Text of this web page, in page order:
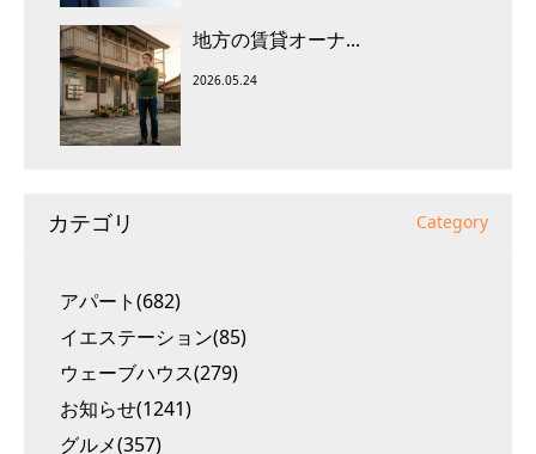
地方の賃貸オーナ...
2026.05.24
カテゴリ Category
アパート(682)
イエステーション(85)
ウェーブハウス(279)
お知らせ(1241)
グルメ(357)